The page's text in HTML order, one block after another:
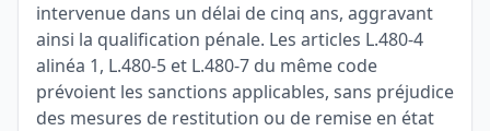
intervenue dans un délai de cinq ans, aggravant
ainsi la qualification pénale. Les articles L.480-4
alinéa 1, L.480-5 et L.480-7 du même code
prévoient les sanctions applicables, sans préjudice
des mesures de restitution ou de remise en état